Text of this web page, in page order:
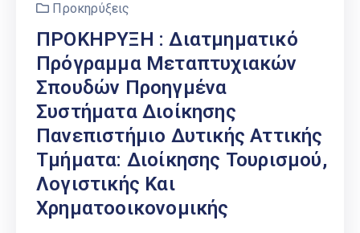
Προκηρύξεις
ΠΡΟΚΗΡΥΞΗ : Διατμηματικό
Πρόγραμμα Μεταπτυχιακών
Σπουδών Προηγμένα
Συστήματα Διοίκησης
Πανεπιστήμιο Δυτικής Αττικής
Τμήματα: Διοίκησης Τουρισμού,
Λογιστικής Και
Χρηματοοικονομικής